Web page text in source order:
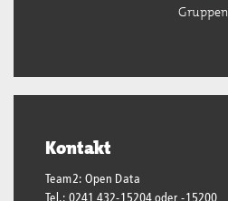
Gruppen
Kontakt
Team2: Open Data
Tel.: 0241 432-15204 oder -15200